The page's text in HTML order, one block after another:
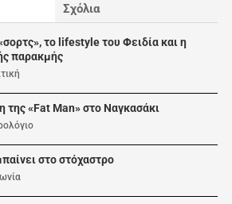
Σχόλια
το lifestyle του Φειδία και η
παρακμής
της «Fat Man» στο Ναγκασάκι
στο στόχαστρο